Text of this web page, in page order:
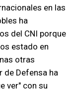
en las
ha
del CNI porque
estado en
otras
de Defensa ha
ver" con su